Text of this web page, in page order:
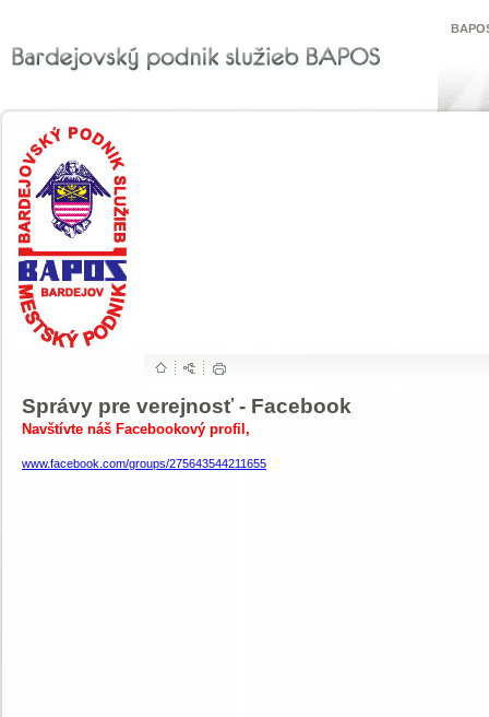
Správy pre verejnosť - Facebook
Navštívte náš Facebookový profil,
www.facebook.com/groups/275643544211655